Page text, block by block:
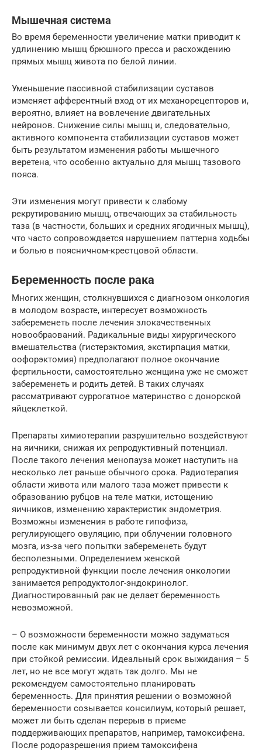
Мышечная система
Во время беременности увеличение матки приводит к
удлинению мышц брюшного пресса и расхождению
прямых мышц живота по белой линии.
Уменьшение пассивной стабилизации суставов
изменяет афферентный вход от их механорецепторов и,
вероятно, влияет на вовлечение двигательных
нейронов. Снижение силы мышц и, следовательно,
активного компонента стабилизации суставов может
быть результатом изменения работы мышечного
веретена, что особенно актуально для мышц тазового
пояса.
Эти изменения могут привести к слабому
рекрутированию мышц, отвечающих за стабильность
таза (в частности, больших и средних ягодичных мышц),
что часто сопровождается нарушением паттерна ходьбы
и болью в поясничном-крестцовой области.
Беременность после рака
Многих женщин, столкнувшихся с диагнозом онкология
в молодом возрасте, интересует возможность
забеременеть после лечения злокачественных
новообраований. Радикальные виды хирургического
вмешательства (гистерэктомия, экстирпация матки,
оофорэктомия) предполагают полное окончание
фертильности, самостоятельно женщина уже не сможет
забеременеть и родить детей. В таких случаях
рассматривают суррогатное материнство с донорской
яйцеклеткой.
Препараты химиотерапии разрушительно воздействуют
на яичники, снижая их репродуктивный потенциал.
После такого лечения менопауза может наступить на
несколько лет раньше обычного срока. Радиотерапия
области живота или малого таза может привести к
образованию рубцов на теле матки, истощению
яичников, изменению характеристик эндометрия.
Возможны изменения в работе гипофиза,
регулирующего овуляцию, при облучении головного
мозга, из-за чего попытки забеременеть будут
бесполезными. Определением женской
репродуктивной функции после лечения онкологии
занимается репродуктолог-эндокринолог.
Диагностированный рак не делает беременность
невозможной.
– О возможности беременности можно задуматься
после как минимум двух лет с окончания курса лечения
при стойкой ремиссии. Идеальный срок выжидания – 5
лет, но не все могут ждать так долго. Мы не
рекомендуем самостоятельно планировать
беременность. Для принятия решении о возможной
беременности созывается консилиум, который решает,
может ли быть сделан перерыв в приеме
поддерживающих препаратов, например, тамоксифена.
После родоразрешения прием тамоксифена